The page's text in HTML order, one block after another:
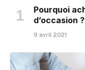
Pourquoi
d’occasion ?
9 avril 2021